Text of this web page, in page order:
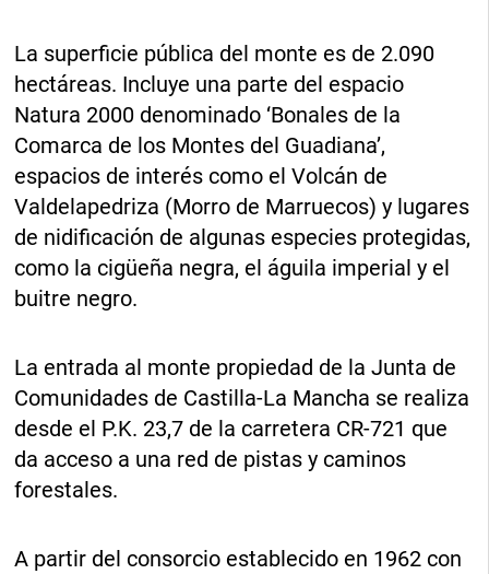
La superficie pública del monte es de 2.090
hectáreas. Incluye una parte del espacio
Natura 2000 denominado ‘Bonales de la
Comarca de los Montes del Guadiana’,
espacios de interés como el Volcán de
Valdelapedriza (Morro de Marruecos) y lugares
de nidificación de algunas especies protegidas,
como la cigüeña negra, el águila imperial y el
buitre negro.
La entrada al monte propiedad de la Junta de
Comunidades de Castilla-La Mancha se realiza
desde el P.K. 23,7 de la carretera CR-721 que
da acceso a una red de pistas y caminos
forestales.
A partir del consorcio establecido en 1962 con